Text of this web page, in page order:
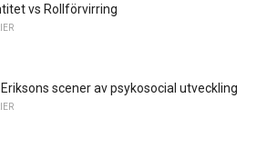
vs Rollförvirring
scener av psykosocial utveckling